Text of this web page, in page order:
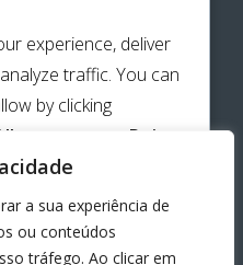
a sua experiência de
ou conteúdos
tráfego. Ao clicar em
experience, deliver
traffic. You can
by clicking
Reject
cookies.
ALL